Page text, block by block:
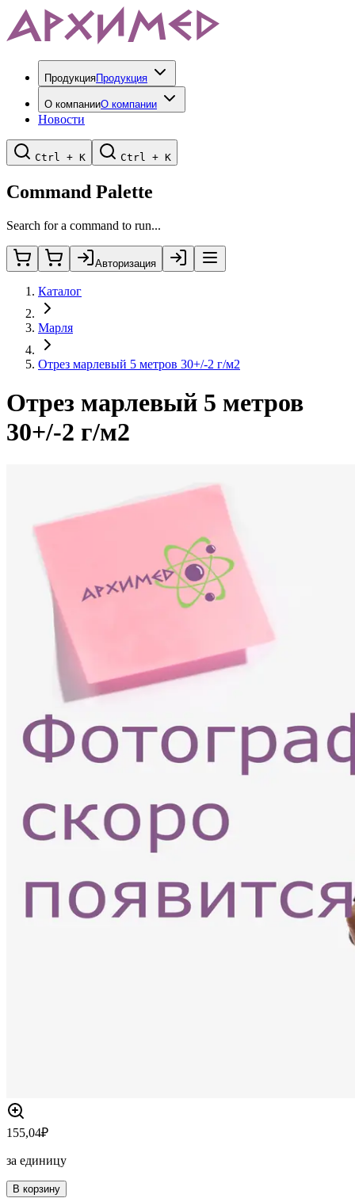
ПродукцияПродукция
О компанииО компании
Новости
Ctrl + K Ctrl + K
Command Palette
Search for a command to run...
Авторизация
Каталог
Марля
Отрез марлевый 5 метров 30+/-2 г/м2
Отрез марлевый 5 метров
30+/-2 г/м2
155,04₽
за единицу
В корзину